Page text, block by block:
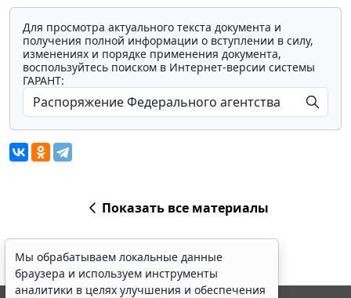
Для просмотра актуального текста документа и
получения полной информации о вступлении в силу,
изменениях и порядке применения документа,
воспользуйтесь поиском в Интернет-версии системы
ГАРАНТ:
Показать все материалы
Мы обрабатываем локальные данные
браузера и используем инструменты
аналитики в целях улучшения и обеспечения